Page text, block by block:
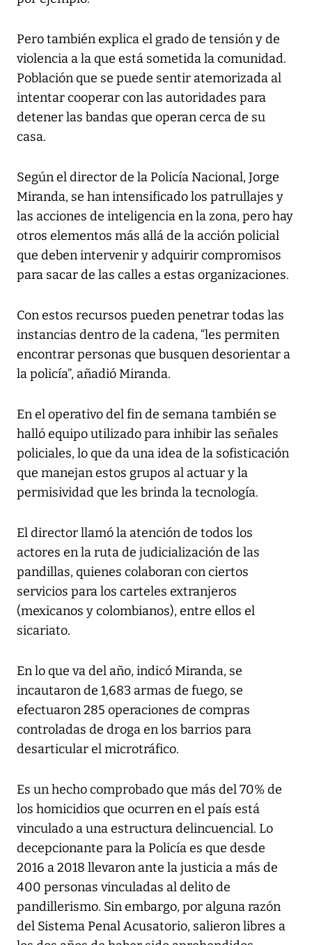
Pero también explica el grado de tensión y de
violencia a la que está sometida la comunidad.
Población que se puede sentir atemorizada al
intentar cooperar con las autoridades para
detener las bandas que operan cerca de su
casa.
Según el director de la Policía Nacional, Jorge
Miranda, se han intensificado los patrullajes y
las acciones de inteligencia en la zona, pero hay
otros elementos más allá de la acción policial
que deben intervenir y adquirir compromisos
para sacar de las calles a estas organizaciones.
Con estos recursos pueden penetrar todas las
instancias dentro de la cadena, “les permiten
encontrar personas que busquen desorientar a
la policía”, añadió Miranda.
En el operativo del fin de semana también se
halló equipo utilizado para inhibir las señales
policiales, lo que da una idea de la sofisticación
que manejan estos grupos al actuar y la
permisividad que les brinda la tecnología.
El director llamó la atención de todos los
actores en la ruta de judicialización de las
pandillas, quienes colaboran con ciertos
servicios para los carteles extranjeros
(mexicanos y colombianos), entre ellos el
sicariato.
En lo que va del año, indicó Miranda, se
incautaron de 1,683 armas de fuego, se
efectuaron 285 operaciones de compras
controladas de droga en los barrios para
desarticular el microtráfico.
Es un hecho comprobado que más del 70% de
los homicidios que ocurren en el país está
vinculado a una estructura delincuencial. Lo
decepcionante para la Policía es que desde
2016 a 2018 llevaron ante la justicia a más de
400 personas vinculadas al delito de
pandillerismo. Sin embargo, por alguna razón
del Sistema Penal Acusatorio, salieron libres a